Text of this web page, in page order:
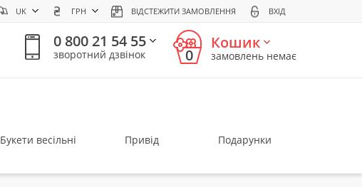
UK ГРН ВІДСТЕЖИТИ ЗАМОВЛЕННЯ ВХІД
0 800 21 54 55
зворотний дзвінок 0
Кошик
замовлень немає
Букети весільні Привід Подарунки